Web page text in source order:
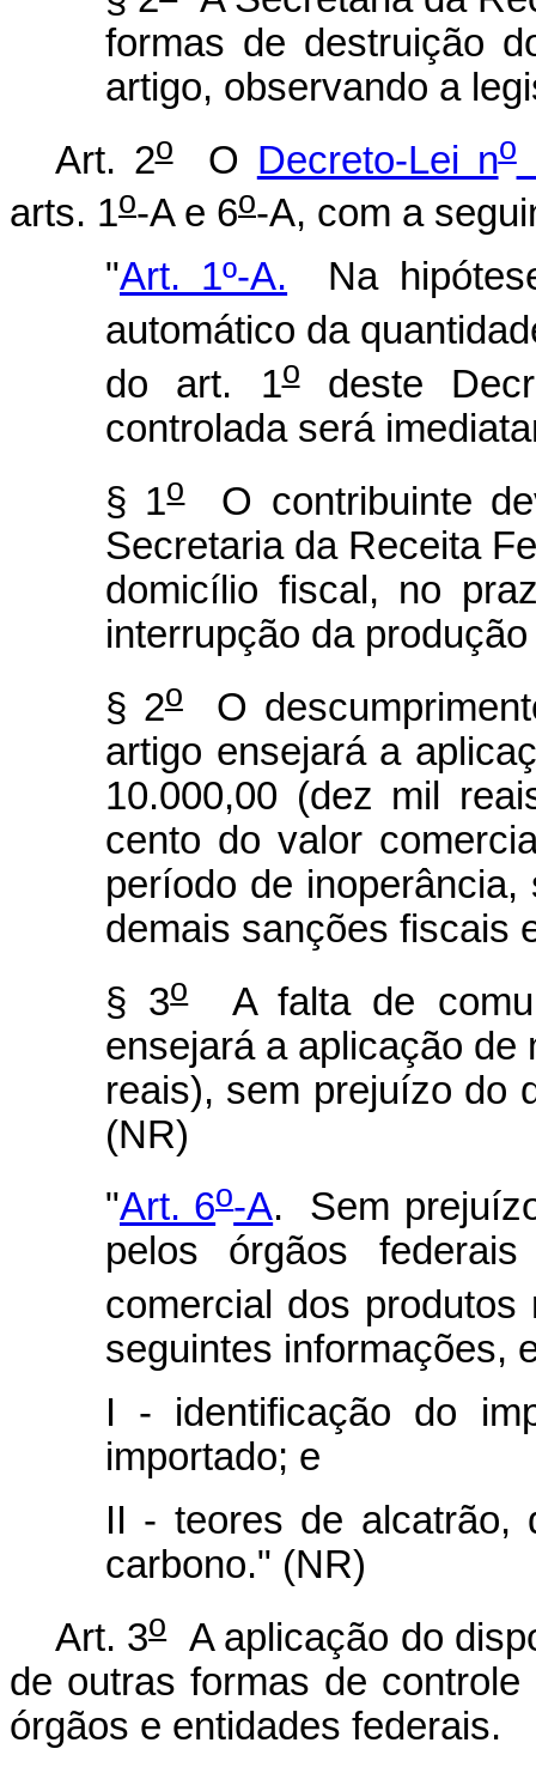
formas de destruição
artigo, observando a
Art. 2oO Decreto-Lei no
arts. 1o-A e 6o-A, com a
"Art. 1º-A. Na
automático da
do art. 1odeste
controlada será
§ 1oO contribuinte
Secretaria da Receita
domicílio fiscal, no
interrupção da
§ 2oO
artigo ensejará a
10.000,00 (dez mil
cento do valor
período de
demais sanções fiscais
§ 3oA falta de
ensejará a aplicação de
reais), sem prejuízo do
(NR)
"Art. 6o-A. Sem
pelos órgãos
comercial dos
seguintes informações,
I - identificação do
importado; e
II - teores de alcatrão,
carbono." (NR)
Art. 3oA aplicação do
de outras formas de
órgãos e entidades federais.